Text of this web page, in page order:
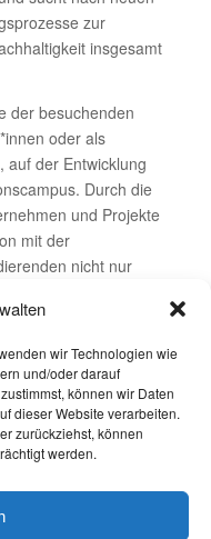
wir Technologien wie
und/oder darauf
können wir Daten
dieser Website verarbeiten.
zurückziehst, können
werden.
zur
insgesamt
der besuchenden
oder als
auf der Entwicklung
Durch die
und Projekte
mit der
nicht nur
auch ihre eigene
zeigten sie sich von
Verfolgung
Akquise zukünftiger